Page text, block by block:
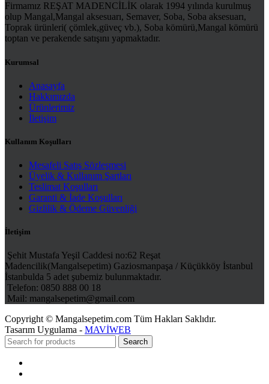
Firmamız REŞAT MADENCİLİK olarak 1994 yılında kurulmuş
olup Mangal,Mangal aksesuarı, Semaver, Soba, Soba aksesuarı,
Toprak ürünleri( çömlek,güveç vb.), Soba kömürü,Mangal kömürü
toptan ve perakende satışını yapmaktadır.
Kurumsal
Anasayfa
Hakkımızda
Ürünlerimiz
İletişim
Kullanım Koşulları
Mesafeli Satış Sözleşmesi
Üyelik & Kullanım Şartları
Teslimat Koşulları
Garanti & İade Koşulları
Gizlilik & Ödeme Güvenliği
İletişim
Şehit Mustafa Yeşil Caddesi no:62 Reşat
Madencilik(Mangalsepetim) Gaziosmanpaşa / Küçükköy İstanbul
İstanbulda 5 adet şubemiz bulunmaktadır.
Telefon: 0850 888 00 18
Mail: mangalsepetim@gmail.com
Copyright © Mangalsepetim.com Tüm Hakları Saklıdır.
Tasarım Uygulama - MAVİWEB
Search